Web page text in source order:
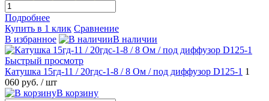
Подробнее
Купить в 1 клик Сравнение
В избранное
В наличии
Быстрый просмотр
Катушка 15гд-11 / 20гдс-1-8 / 8 Ом / под диффузор D125-1 1
060 руб. / шт
В корзину